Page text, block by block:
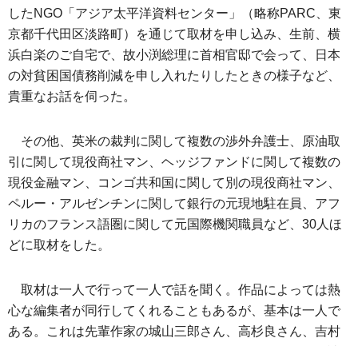
したNGO「アジア太平洋資料センター」（略称PARC、東
京都千代田区淡路町）を通じて取材を申し込み、生前、横
浜白楽のご自宅で、故小渕総理に首相官邸で会って、日本
の対貧困国債務削減を申し入れたりしたときの様子など、
貴重なお話を伺った。
その他、英米の裁判に関して複数の渉外弁護士、原油取
引に関して現役商社マン、ヘッジファンドに関して複数の
現役金融マン、コンゴ共和国に関して別の現役商社マン、
ペルー・アルゼンチンに関して銀行の元現地駐在員、アフ
リカのフランス語圏に関して元国際機関職員など、30人ほ
どに取材をした。
取材は一人で行って一人で話を聞く。作品によっては熱
心な編集者が同行してくれることもあるが、基本は一人で
ある。これは先輩作家の城山三郎さん、高杉良さん、吉村